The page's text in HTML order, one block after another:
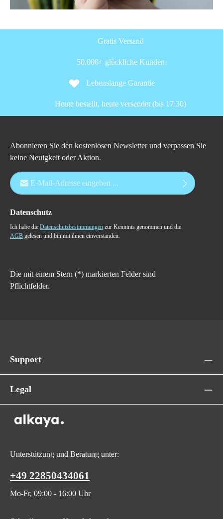
Gratis Versand
50.000+ glückliche Kunden
Lebenslange Garantie
Heute bestellt, heute versendet (bis 17:30)
Abonnieren Sie den kostenlosen Newsletter und verpassen Sie
keine Neuigkeit oder Aktion.
E-Mail-Adresse*
Datenschutz
Ich habe die Datenschutzbestimmungen zur Kenntnis genommen und die
AGB gelesen und bin mit ihnen einverstanden.
Die mit einem Stern (*) markierten Felder sind
Pflichtfelder.
Support
Legal
Unterstützung und Beratung unter:
+49 22850434061
Mo-Fr, 09:00 - 16:00 Uhr